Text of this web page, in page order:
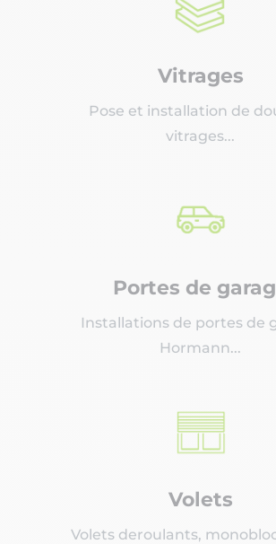
Vitrages
Pose et installation de
vitrages...
Portes de
Installations de portes de
Hormann...
Volets
Volets deroulants,